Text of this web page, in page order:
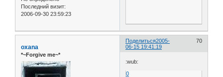
Последний визит:
2006-09-30 23:59:23
Поделиться 70
2005-
06-15 19:41:19
oxana
*~Forgive me~*
:wub:
0